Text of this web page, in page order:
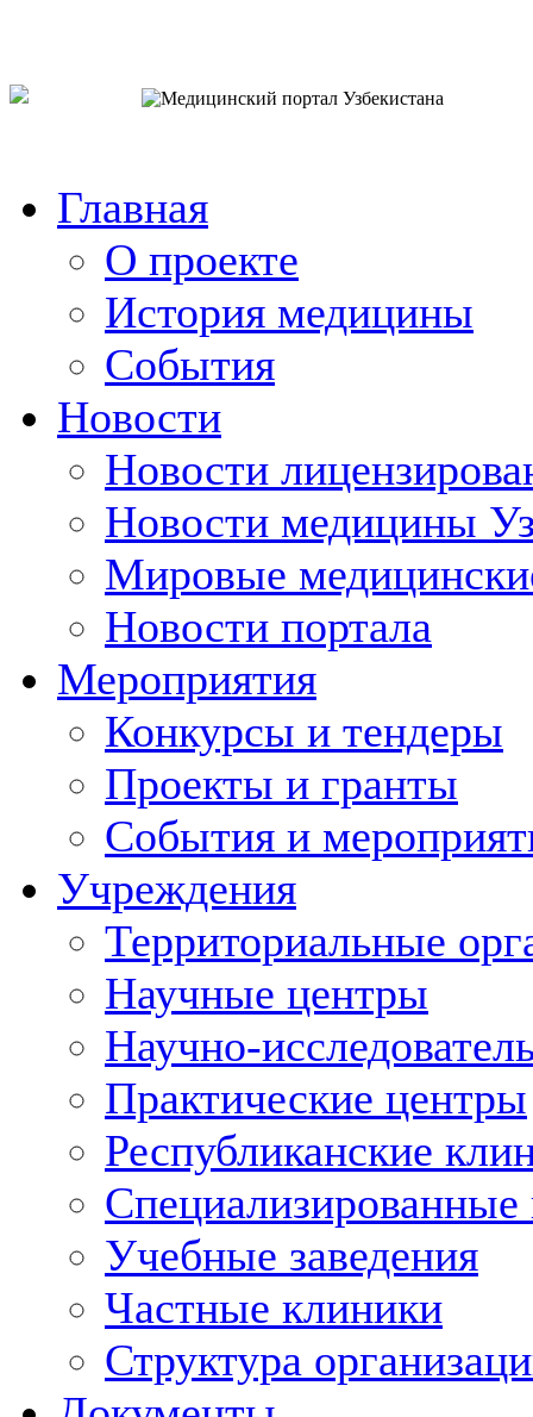
Главная
О проекте
История медицины
События
Новости
Новости
Новости медицины
Мировые
Новости портала
Мероприятия
Конкурсы и тендеры
Проекты и гранты
События и
Учреждения
Территориальные
Научные центры
Научно-
Практические центры
Республиканские
Учебные заведения
Частные клиники
Структура